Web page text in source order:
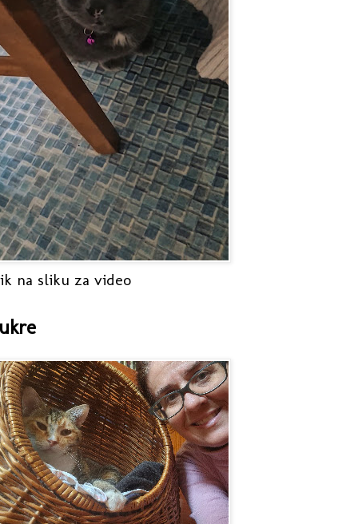
na sliku za video